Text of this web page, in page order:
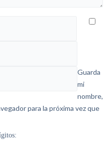
Guarda
mi
nombre,
para la próxima vez que